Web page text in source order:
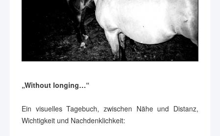
„Without longing…“
Ein visuelles Tagebuch, zwischen Nähe und Distanz,
Wichtigkeit und Nachdenklichkeit: